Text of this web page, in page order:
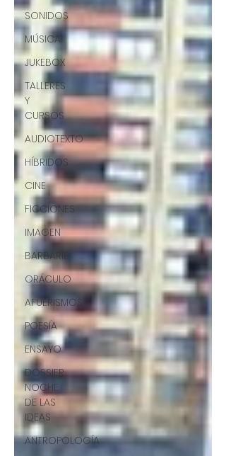
SONIDOS
MÚSICA
JUKEBOX
TALLERES
Y
CURSOS
AUDIOTEXTO
HÍBRIDOS
CINE
FICCIONES
IMAGEN
BARBARIE
ORÁCULO
AFUERISMOS
POESÍA
ENSAYO
DOSSIER
NOCHE
DE LAS
IDEAS
ANTROPOLOGÍA